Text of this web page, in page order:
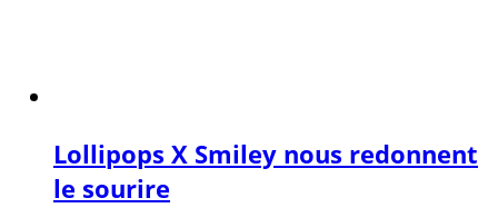
Lollipops X Smiley nous redonnent
le sourire